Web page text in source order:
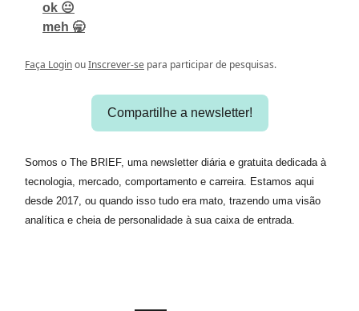
ok 😐
meh 🥱
Faça LoginouInscrever-se para participar de pesquisas.
Compartilhe a newsletter!
Somos o The BRIEF, uma newsletter diária e gratuita dedicada à
tecnologia, mercado, comportamento e carreira. Estamos aqui
desde 2017, ou quando isso tudo era mato, trazendo uma visão
analítica e cheia de personalidade à sua caixa de entrada.